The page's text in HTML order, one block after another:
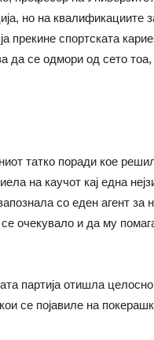
но на квалификациите
прекине спортската
да се одмори од сето
татко поради кое
на каучот кај една
со еден агент за
очекувало и да му
партија отишла целосно
се појавиле на